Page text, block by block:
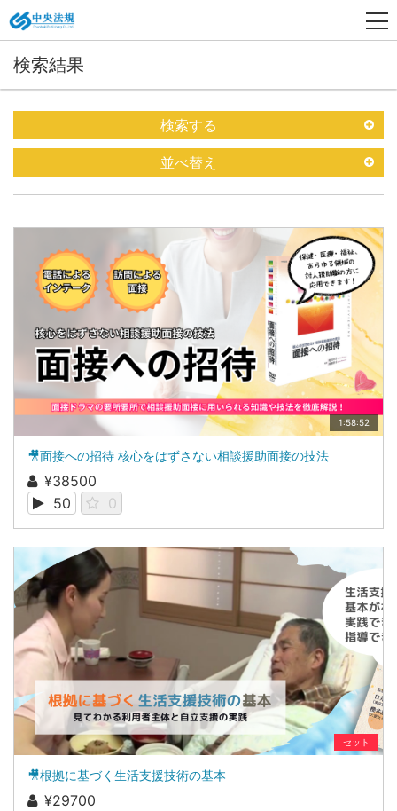
検索結果
検索する
並べ替え
1:58:52
🎥面接への招待 核心をはずさない相談援助面接の技法
¥38500
50
0
セット
🎥根拠に基づく生活支援技術の基本
¥29700